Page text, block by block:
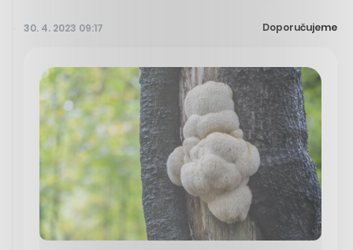
30. 4. 2023 09:17 Doporučujeme